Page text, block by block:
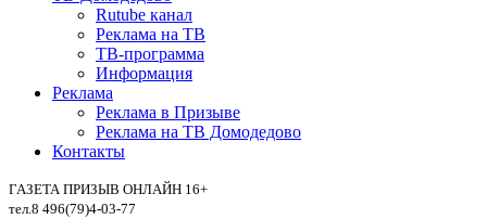
Rutube канал
Реклама на ТВ
ТВ-программа
Информация
Реклама
Реклама в Призыве
Реклама на ТВ Домодедово
Контакты
ГАЗЕТА ПРИЗЫВ ОНЛАЙН 16+
тел.8 496(79)4-03-77